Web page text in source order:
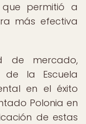
permitió a
más efectiva
de mercado,
la Escuela
en el éxito
Polonia en
de estas